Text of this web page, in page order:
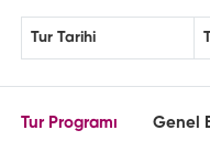
Tur Tarihi
Tur Programı Genel